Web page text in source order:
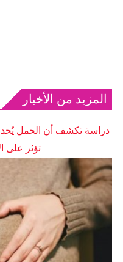
المزيد من الأخبار
دراسة تكشف أن الحمل
تؤثر على